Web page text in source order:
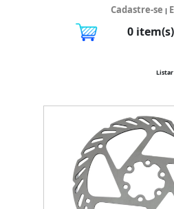
Cadastre-se |
0